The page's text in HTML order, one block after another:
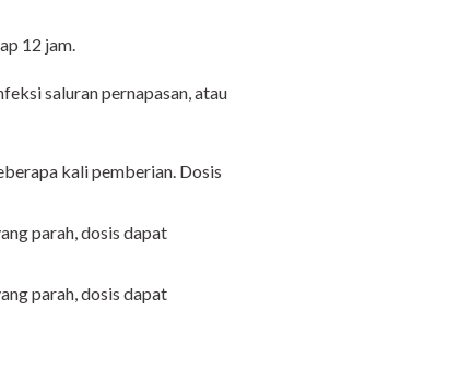
12 jam.
saluran pernapasan, atau
kali pemberian. Dosis
parah, dosis dapat
parah, dosis dapat